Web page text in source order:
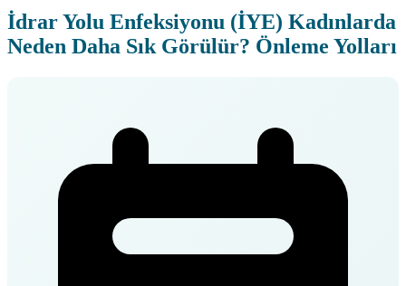
İdrar Yolu Enfeksiyonu (İYE) Kadınlarda
Neden Daha Sık Görülür? Önleme Yolları